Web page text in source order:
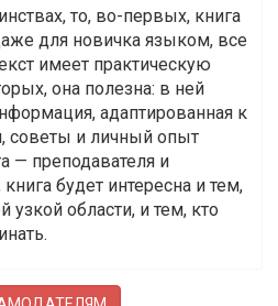
то, во-первых, книга
для новичка языком, все
имеет практическую
она полезна: в ней
адаптированная к
советы и личный опыт
— преподавателя и
будет интересна и тем,
узкой области, и тем, кто